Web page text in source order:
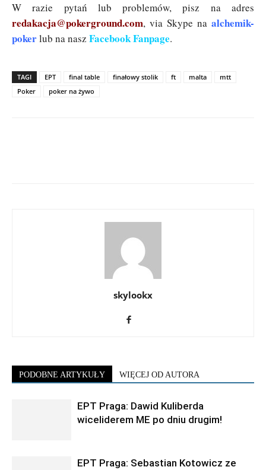
W razie pytań lub problemów, pisz na adres
redakacja@pokerground.com, via Skype na alchemik-
pokerlub na nasz Facebook Fanpage.
TAGI EPT final table finałowy stolik ft malta
mtt
Poker
poker na żywo
skylookx
PODOBNE ARTYKUŁY WIĘCEJ OD AUTORA
EPT Praga: Dawid Kuliberda
wiceliderem ME po dniu drugim!
EPT Praga: Sebastian Kotowicz ze